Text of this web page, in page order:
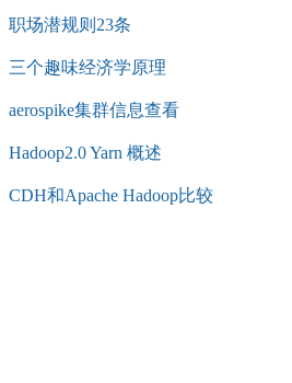
职场潜规则23条
三个趣味经济学原理
aerospike集群信息查看
Hadoop2.0 Yarn 概述
CDH和Apache Hadoop比较